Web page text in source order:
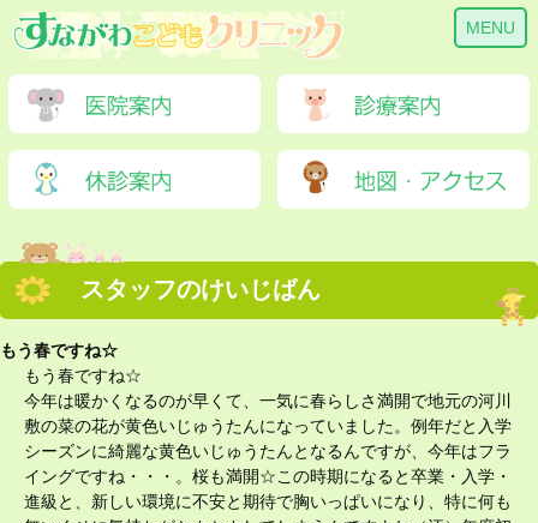
MENU
スタッフのけいじばん
もう春ですね☆
もう春ですね☆
今年は暖かくなるのが早くて、一気に春らしさ満開で地元の河川
敷の菜の花が黄色いじゅうたんになっていました。例年だと入学
シーズンに綺麗な黄色いじゅうたんとなるんですが、今年はフラ
イングですね・・・。桜も満開☆この時期になると卒業・入学・
進級と、新しい環境に不安と期待で胸いっぱいになり、特に何も